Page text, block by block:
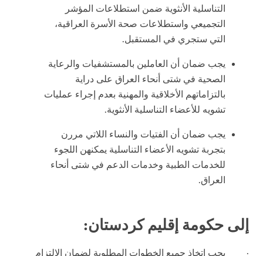
التناسلية الأنثوية ضمن استطلاعات المؤشر
التجميعي واستطلاعات صحة الأسرة العراقية،
التي ستجري في المستقبل.
يجب ضمان أن العاملين بالمستشفيات والرعاية
الصحية في شتى أنحاء العراق على دراية
بالتزاماتهم الأخلاقية والمهنية بعدم إجراء عمليات
تشويه للأعضاء التناسلية الأنثوية.
يجب ضمان أن الفتيات والنساء اللاتي مررن
بتجربة تشويه الأعضاء التناسلية يمكنهن اللجوء
للخدمات الطبية وخدمات الدعم في شتى أنحاء
العراق.
إلى حكومة إقليم كردستان:
· يجب اتخاذ جميع الخطوات المطلوبة لضمان الالتزام